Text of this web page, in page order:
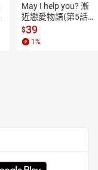
May I help you? 漸
近戀愛物語(第5話)
【電子書】
$39
1 %